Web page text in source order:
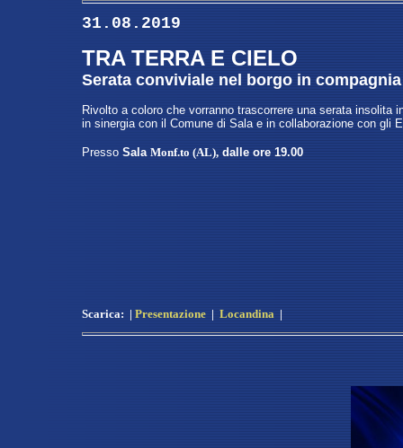
31.08.2019
TRA TERRA E CIELO
Serata conviviale nel borgo in
Rivolto a coloro che vorranno trascorrere una serata insolita
in sinergia con il Comune di Sala e in collaborazione con gli
Presso Sala Monf.to (AL), dalle ore 19.00
Scarica: | Presentazione | Locandina |